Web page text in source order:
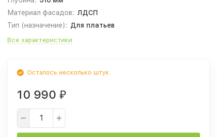
Материал фасадов: ЛДСП
Тип (назначение): Для платьев
Все характеристики
Осталось несколько штук
10 990 ₽